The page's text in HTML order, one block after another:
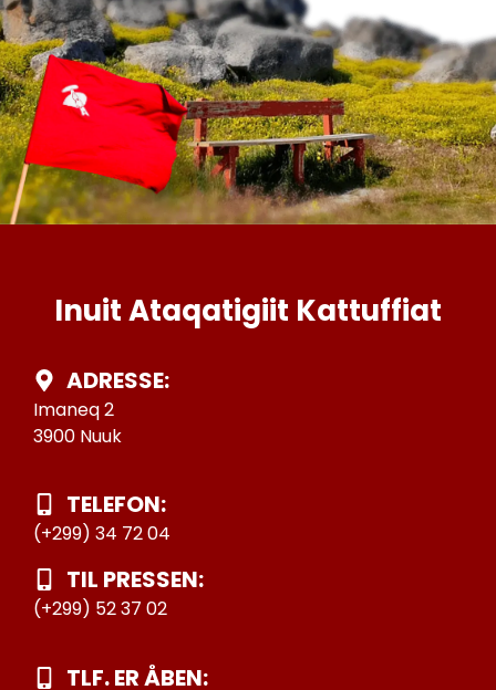
Inuit Ataqatigiit Kattuffiat
ADRESSE:
Imaneq 2
3900 Nuuk
TELEFON:
(+299) 34 72 04
TIL PRESSEN:
(+299) 52 37 02
TLF. ER ÅBEN: